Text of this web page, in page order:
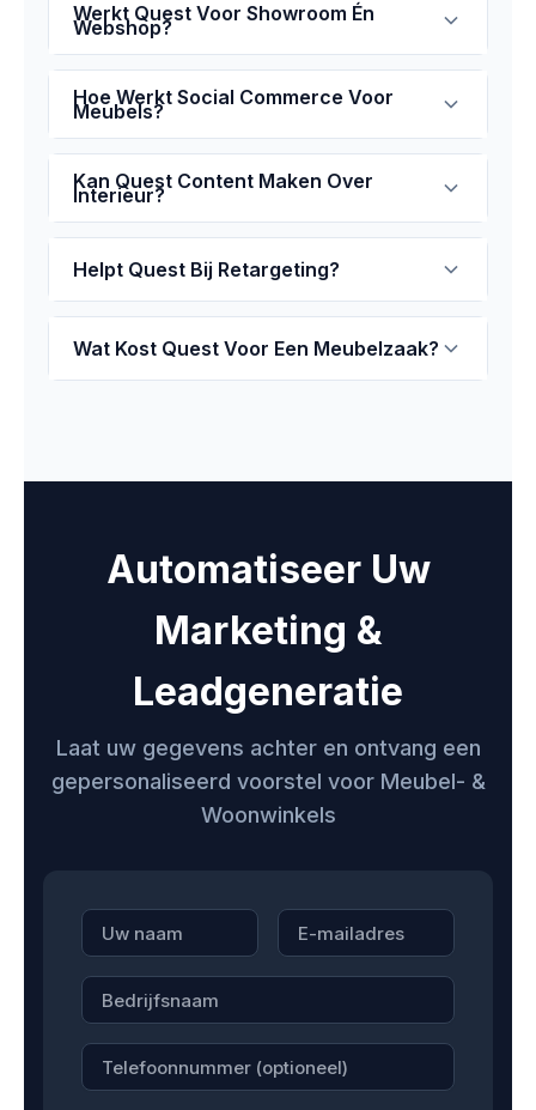
Werkt Quest Voor Showroom Én
Webshop?
Hoe Werkt Social Commerce Voor
Meubels?
Kan Quest Content Maken Over
Interieur?
Helpt Quest Bij Retargeting?
Wat Kost Quest Voor Een Meubelzaak?
Automatiseer Uw
Marketing &
Leadgeneratie
Laat uw gegevens achter en ontvang een
gepersonaliseerd voorstel voor Meubel- &
Woonwinkels